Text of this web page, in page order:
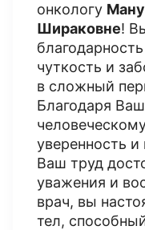
онкологу
Шираковне!
чуткость и
в сложный
Благодаря
уверенность
Ваш труд
уважения и
врач, вы
тел,